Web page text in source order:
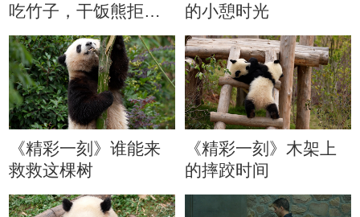
吃竹子，干饭熊拒绝
分心
的小憩时光
《精彩一刻》谁能来
救救这棵树
《精彩一刻》木架上
的摔跤时间